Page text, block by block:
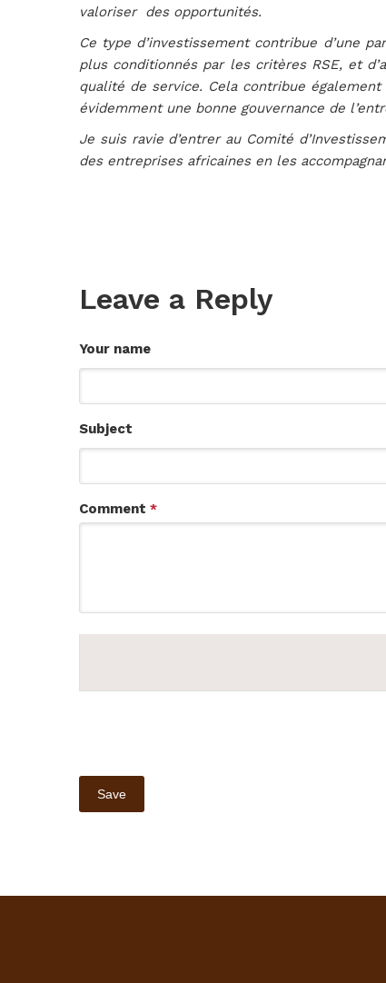
valoriser des opportunités.
Ce type d’investissement contribue d’une
plus conditionnés par les critères RSE, et
qualité de service. Cela contribue
évidemment une bonne gouvernance de
Je suis ravie d’entrer au Comité
des entreprises africaines en les
Leave a Reply
Your name
Subject
Comment *